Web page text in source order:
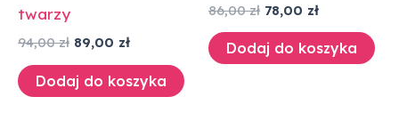
twarzy
94,00zł 89,00 zł
Dodaj do koszyka
86,00zł 78,00 zł
Dodaj do koszyka